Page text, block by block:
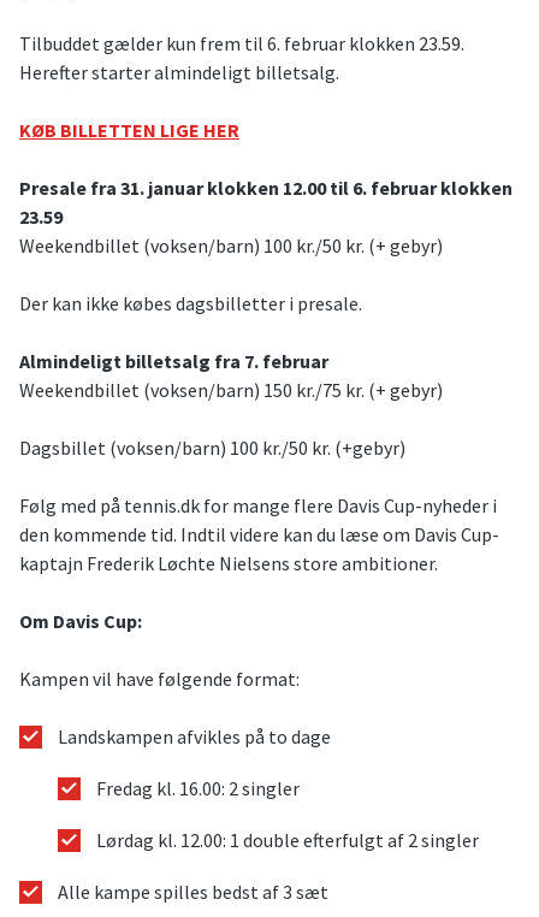
Tilbuddet gælder kun frem til 6. februar klokken 23.59.
Herefter starter almindeligt billetsalg.
KØB BILLETTEN LIGE HER
Presale fra 31. januar klokken 12.00 til 6. februar klokken
23.59
Weekendbillet (voksen/barn) 100 kr./50 kr. (+ gebyr)
Der kan ikke købes dagsbilletter i presale.
Almindeligt billetsalg fra 7. februar
Weekendbillet (voksen/barn) 150 kr./75 kr. (+ gebyr)
Dagsbillet (voksen/barn) 100 kr./50 kr. (+gebyr)
Følg med på tennis.dk for mange flere Davis Cup-nyheder i
den kommende tid. Indtil videre kan du læse om Davis Cup-
kaptajn Frederik Løchte Nielsens store ambitioner.
Om Davis Cup:
Kampen vil have følgende format:
Landskampen afvikles på to dage
Fredag kl. 16.00: 2 singler
Lørdag kl. 12.00: 1 double efterfulgt af 2 singler
Alle kampe spilles bedst af 3 sæt